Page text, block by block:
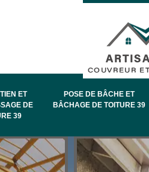
ET
DE
39
POSE DE BÂCHE ET
BÂCHAGE DE TOITURE 39